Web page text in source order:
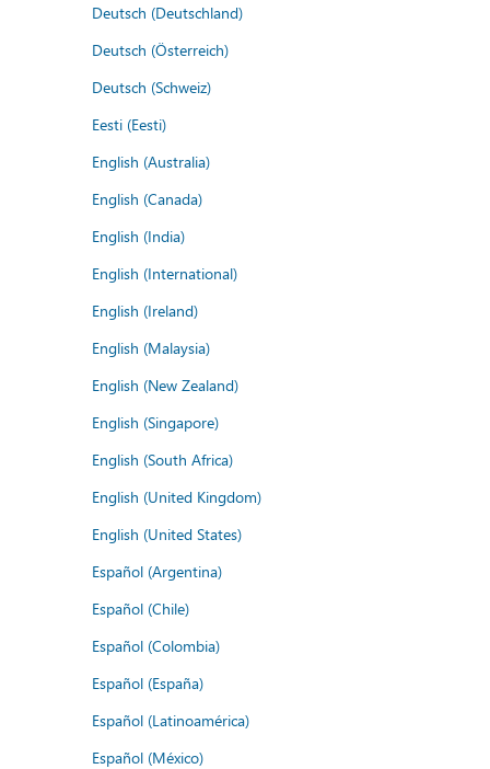
Deutsch (Deutschland)
Deutsch (Österreich)
Deutsch (Schweiz)
Eesti (Eesti)
English (Australia)
English (Canada)
English (India)
English (International)
English (Ireland)
English (Malaysia)
English (New Zealand)
English (Singapore)
English (South Africa)
English (United Kingdom)
English (United States)
Español (Argentina)
Español (Chile)
Español (Colombia)
Español (España)
Español (Latinoamérica)
Español (México)